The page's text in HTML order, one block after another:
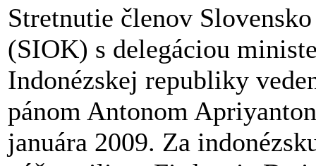
Stretnutie členov
(SIOK) s delegáciou
Indonézskej republiky
pánom Antonom
januára 2009. Za